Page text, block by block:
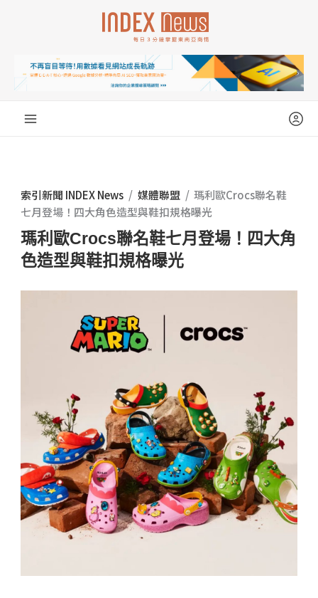
索引新聞 INDEX News / 媒體聯盟 / 瑪利歐Crocs聯名鞋
七月登場！四大角色造型與鞋扣規格曝光
瑪利歐Crocs聯名鞋七月登場！四大角
色造型與鞋扣規格曝光